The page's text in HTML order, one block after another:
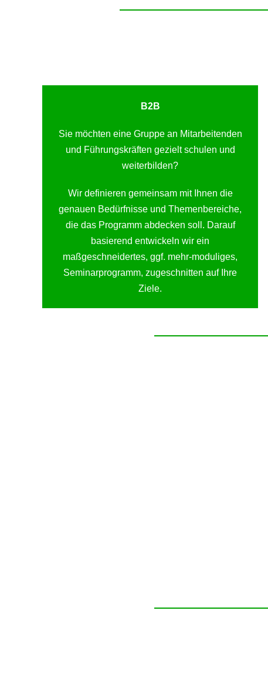
B2B
Sie möchten eine Gruppe an Mitarbeitenden
und Führungskräften gezielt schulen und
weiterbilden?
Wir definieren gemeinsam mit Ihnen die
genauen Bedürfnisse und Themenbereiche,
die das Programm abdecken soll. Darauf
basierend entwickeln wir ein
maßgeschneidertes, ggf. mehr-moduliges,
Seminarprogramm, zugeschnitten auf Ihre
Ziele.